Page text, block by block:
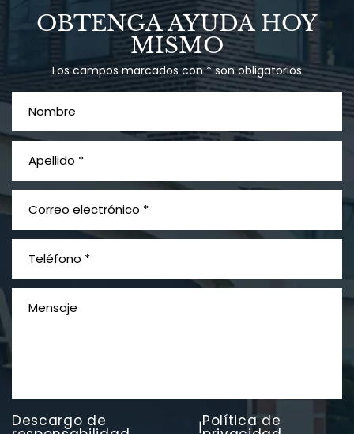
Talco en polvo
Ovary cancer
¿Qué es el mesotelioma?
PVC Cloruro de polivinilo
OBTENGA AYUDA HOY
MISMO
Los campos marcados con * son obligatorios
Descargo de |Política de